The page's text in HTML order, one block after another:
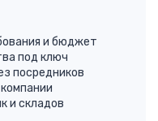
и бюджет
под ключ
посредников
и складов